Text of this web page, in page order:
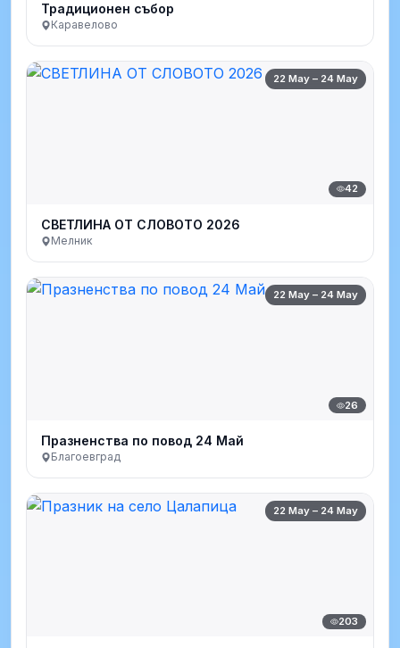
Традиционен събор
Каравелово
22 May – 24 May
42
СВЕТЛИНА ОТ СЛОВОТО 2026
Мелник
22 May – 24 May
26
Празненства по повод 24 Май
Благоевград
22 May – 24 May
203